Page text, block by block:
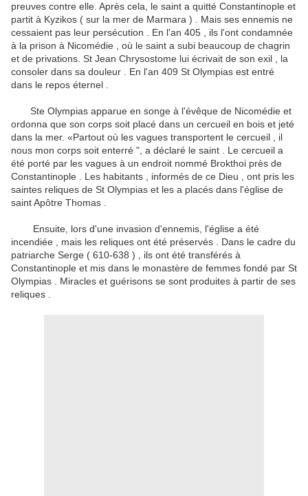
preuves contre elle. Après cela, le saint a quitté Constantinople et
partit à Kyzikos ( sur la mer de Marmara ) .
Mais ses ennemis ne
cessaient pas leur persécution .
En l'an 405 , ils l'ont condamnée
à la prison à Nicomédie , où le saint a subi beaucoup de chagrin
et de privations. St Jean Chrysostome lui écrivait de son exil , la
consoler dans sa douleur .
En l'an 409 St Olympias est entré
dans le repos éternel .
Ste Olympias apparue en songe à l'évêque de Nicomédie et
ordonna que son corps soit placé dans un cercueil en bois et jeté
dans la mer. «Partout où les vagues transportent le cercueil , il
nous mon corps soit enterré ", a déclaré le saint .
Le cercueil a
été porté par les vagues à un endroit nommé Brokthoi près de
Constantinople .
Les habitants , informés de ce Dieu , ont pris les
saintes reliques de St Olympias et les a placés dans l'église de
saint Apôtre Thomas .
Ensuite, lors d'une invasion d'ennemis, l'église a été
incendiée , mais les reliques ont été préservés .
Dans le cadre du
patriarche Serge ( 610-638 ) , ils ont été transférés à
Constantinople et mis dans le monastère de femmes fondé par St
Olympias .
Miracles et guérisons se sont produites à partir de ses
reliques .